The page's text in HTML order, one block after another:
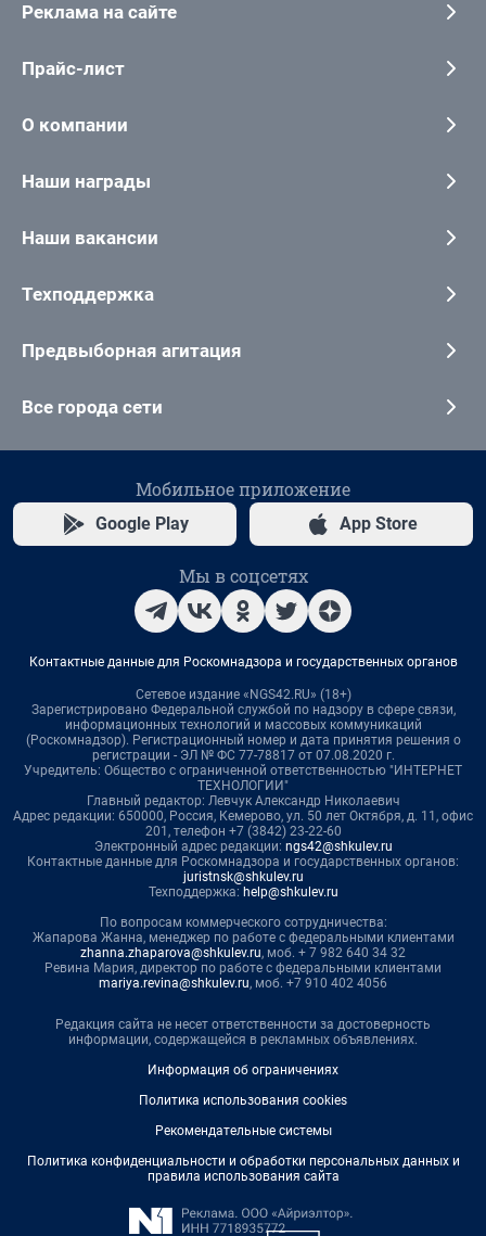
Реклама на сайте
Прайс-лист
О компании
Наши награды
Наши вакансии
Техподдержка
Предвыборная агитация
Все города сети
Мобильное приложение
Google Play App Store
Мы в соцсетях
Контактные данные для Роскомнадзора и государственных органов
Сетевое издание «NGS42.RU» (18+)
Зарегистрировано Федеральной службой по надзору в сфере связи,
информационных технологий и массовых коммуникаций
(Роскомнадзор). Регистрационный номер и дата принятия решения о
регистрации - ЭЛ № ФС 77-78817 от 07.08.2020 г.
Учредитель: Общество с ограниченной ответственностью "ИНТЕРНЕТ
ТЕХНОЛОГИИ"
Главный редактор: Левчук Александр Николаевич
Адрес редакции: 650000, Россия, Кемерово, ул. 50 лет Октября, д. 11, офис
201, телефон +7 (3842) 23-22-60
Электронный адрес редакции: ngs42@shkulev.ru
Контактные данные для Роскомнадзора и государственных органов:
juristnsk@shkulev.ru
Техподдержка: help@shkulev.ru
По вопросам коммерческого сотрудничества:
Жапарова Жанна, менеджер по работе с федеральными клиентами
zhanna.zhaparova@shkulev.ru, моб. + 7 982 640 34 32
Ревина Мария, директор по работе с федеральными клиентами
mariya.revina@shkulev.ru, моб. +7 910 402 4056
Редакция сайта не несет ответственности за достоверность
информации, содержащейся в рекламных объявлениях.
Информация об ограничениях
Политика использования cookies
Рекомендательные системы
Политика конфиденциальности и обработки персональных данных и
правила использования сайта